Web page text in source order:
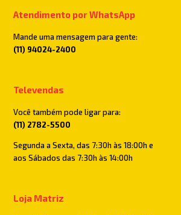
Atendimento por WhatsApp
Mande uma mensagem para gente:
(11) 94024-2400
Televendas
Você também pode ligar para:
(11) 2782-5500
Segunda a Sexta, das 7:30h às 18:00h e
aos Sábados das 7:30h às 14:00h
Loja Matriz